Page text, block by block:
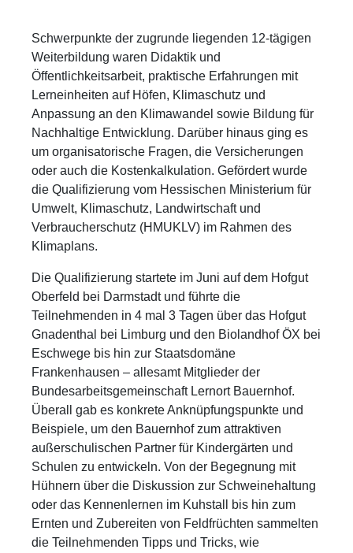
Schwerpunkte der zugrunde liegenden 12-tägigen
Weiterbildung waren Didaktik und
Öffentlichkeitsarbeit, praktische Erfahrungen mit
Lerneinheiten auf Höfen, Klimaschutz und
Anpassung an den Klimawandel sowie Bildung für
Nachhaltige Entwicklung. Darüber hinaus ging es
um organisatorische Fragen, die Versicherungen
oder auch die Kostenkalkulation. Gefördert wurde
die Qualifizierung vom Hessischen Ministerium für
Umwelt, Klimaschutz, Landwirtschaft und
Verbraucherschutz (HMUKLV) im Rahmen des
Klimaplans.
Die Qualifizierung startete im Juni auf dem Hofgut
Oberfeld bei Darmstadt und führte die
Teilnehmenden in 4 mal 3 Tagen über das Hofgut
Gnadenthal bei Limburg und den Biolandhof ÖX bei
Eschwege bis hin zur Staatsdomäne
Frankenhausen – allesamt Mitglieder der
Bundesarbeitsgemeinschaft Lernort Bauernhof.
Überall gab es konkrete Anknüpfungspunkte und
Beispiele, um den Bauernhof zum attraktiven
außerschulischen Partner für Kindergärten und
Schulen zu entwickeln. Von der Begegnung mit
Hühnern über die Diskussion zur Schweinehaltung
oder das Kennenlernen im Kuhstall bis hin zum
Ernten und Zubereiten von Feldfrüchten sammelten
die Teilnehmenden Tipps und Tricks, wie